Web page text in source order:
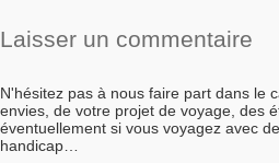
Laisser un commentaire
N'hésitez pas à nous faire part dans le
envies, de votre projet de voyage, des
éventuellement si vous voyagez avec
handicap…